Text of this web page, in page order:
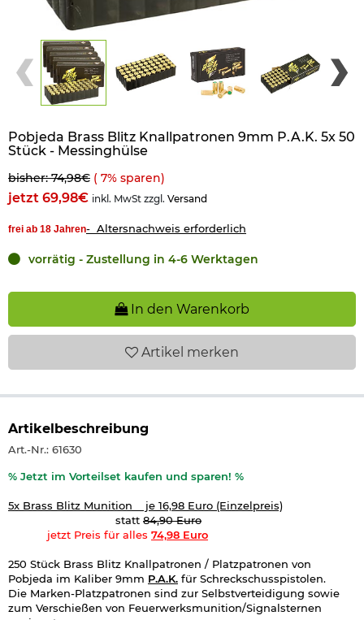
Pobjeda Brass Blitz Knallpatronen 9mm P.A.K. 5x 50
Stück - Messinghülse
bisher: 74,98€ ( 7% sparen)
jetzt 69,98€ inkl. MwSt zzgl. Versand
frei ab 18 Jahren- Altersnachweis erforderlich
vorrätig - Zustellung in 4-6 Werktagen
In den Warenkorb
Artikel merken
Artikelbeschreibung
Art.-Nr.: 61630
% Jetzt im Vorteilset kaufen und sparen! %
5x Brass Blitz Munition je 16,98 Euro (Einzelpreis)
statt 84,90 Euro
jetzt Preis für alles 74,98 Euro
250 Stück Brass Blitz Knallpatronen / Platzpatronen von
Pobjeda im Kaliber 9mm P.A.K. für Schreckschusspistolen.
Die Marken-Platzpatronen sind zur Selbstverteidigung sowie
zum Verschießen von Feuerwerksmunition/Signalsternen